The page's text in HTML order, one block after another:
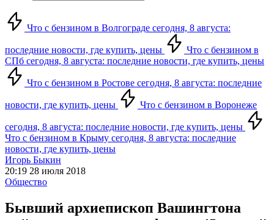
Что с бензином в Волгограде сегодня, 8 августа:
последние новости, где купить, цены
Что с бензином в
СПб сегодня, 8 августа: последние новости, где купить, цены
Что с бензином в Ростове сегодня, 8 августа: последние
новости, где купить, цены Что с бензином в Воронеже
сегодня, 8 августа: последние новости, где купить, цены
Что с бензином в Крыму сегодня, 8 августа: последние
новости, где купить, цены
Игорь Быкин
20:19 28 июля 2018
Общество
Бывший архиепископ Вашингтона